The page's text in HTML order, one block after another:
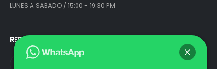
LUNES A SABADO / 15:00 - 19:30 PM
REDES SOCIALES